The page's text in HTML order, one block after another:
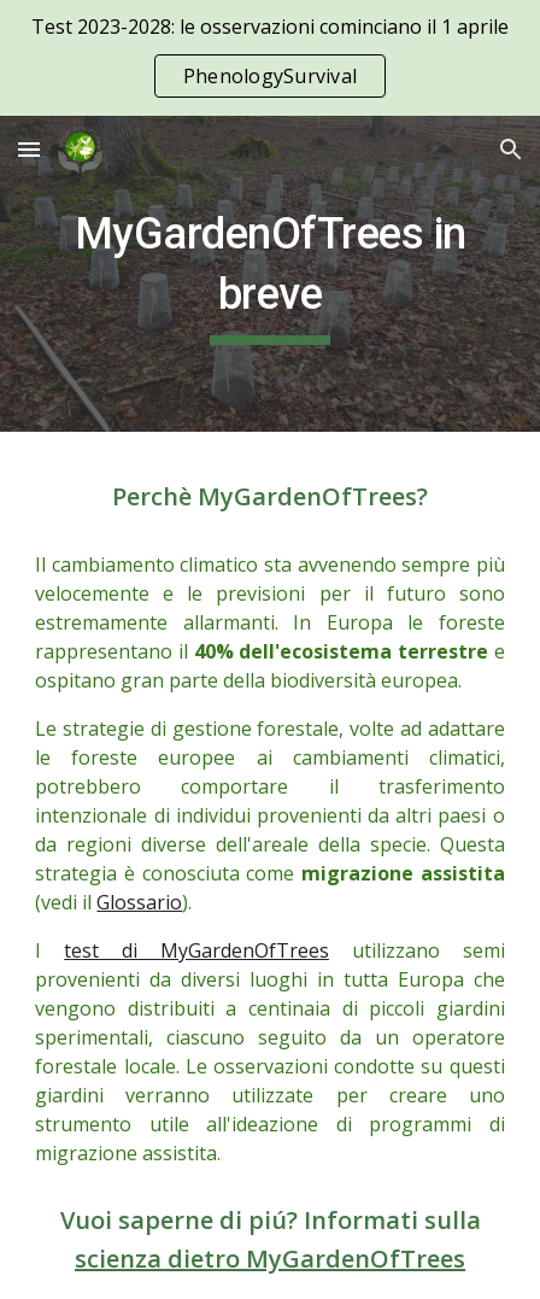
Skip to navigation
Test 2023-2028: le osservazioni cominciano il 1 aprile
PhenologySurvival
MyGardenOfTrees in
breve
Perchè MyGardenOfTrees?
Il cambiamento climatico sta avvenendo sempre più
velocemente e le previsioni per il futuro sono
estremamente allarmanti. In Europa le foreste
rappresentano il 40% dell'ecosistema terrestre e
ospitano gran parte della biodiversità europea.
Le strategie di gestione forestale, volte ad adattare
le foreste europee ai cambiamenti climatici,
potrebbero comportare il trasferimento
intenzionale di individui provenienti da altri paesi o
da regioni diverse dell'areale della specie. Questa
strategia è conosciuta come migrazione assistita
(vedi ilGlossario).
Itest di MyGardenOfTrees utilizzano semi
provenienti da diversi luoghi in tutta Europa che
vengono distribuiti a centinaia di piccoli giardini
sperimentali, ciascuno seguito da un operatore
forestale locale. Le osservazioni condotte su questi
giardini verranno utilizzate per creare uno
strumento utile all'ideazione di programmi di
migrazione assistita.
Vuoi saperne di piú? Informati sulla
scienza dietro MyGardenOfTrees